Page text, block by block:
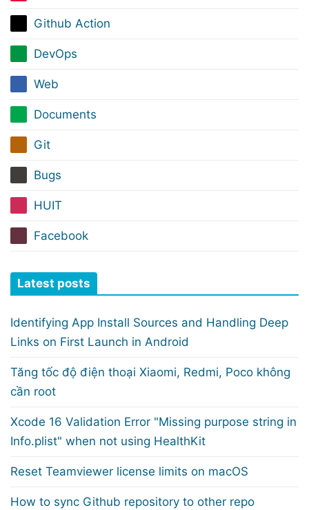
Github Action
DevOps
Web
Documents
Git
Bugs
HUIT
Facebook
Latest posts
Identifying App Install Sources and Handling Deep
Links on First Launch in Android
Tăng tốc độ điện thoại Xiaomi, Redmi, Poco không
cần root
Xcode 16 Validation Error "Missing purpose string in
Info.plist" when not using HealthKit
Reset Teamviewer license limits on macOS
How to sync Github repository to other repo